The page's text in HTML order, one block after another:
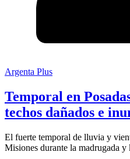
Argenta Plus
Temporal en
techos dañados e
El fuerte temporal de lluvia y
Misiones durante la madrugada y